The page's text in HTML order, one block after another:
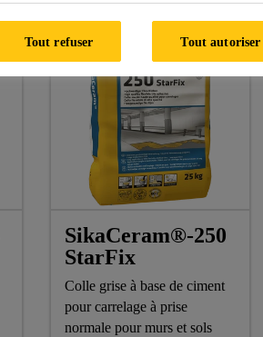
SikaCeram®-250
StarFix
Colle grise à base de ciment
pour carrelage à prise
normale pour murs et sols
Tout refuser Tout autoriser